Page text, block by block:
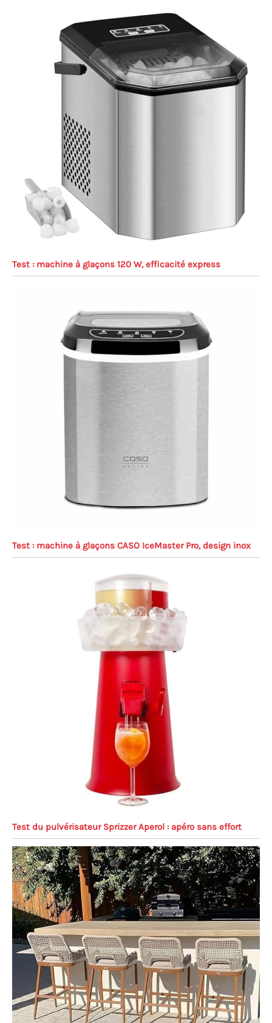
Test : machine à glaçons 120 W, efficacité express
Test : machine à glaçons CASO IceMaster Pro, design inox
Test du pulvérisateur Sprizzer Aperol : apéro sans effort